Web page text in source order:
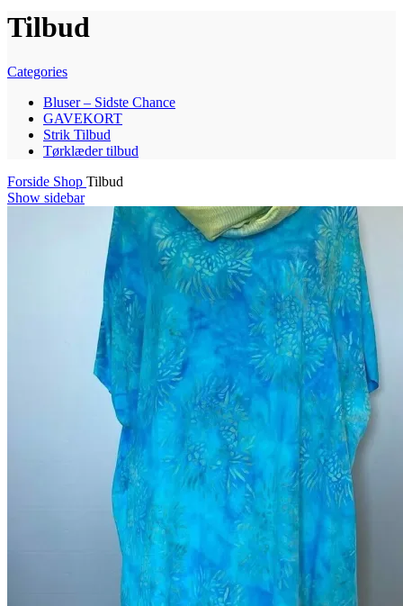
Tilbud
Categories
Bluser – Sidste Chance
GAVEKORT
Strik Tilbud
Tørklæder tilbud
Forside Shop Tilbud
Show sidebar